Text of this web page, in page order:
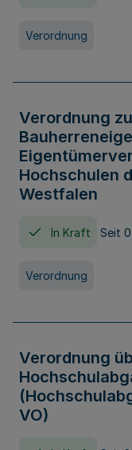
Verordnung
Verordnung
Hochschulen
Westfalen
In Kraft Seit
Verordnung
Verordnung
VO)